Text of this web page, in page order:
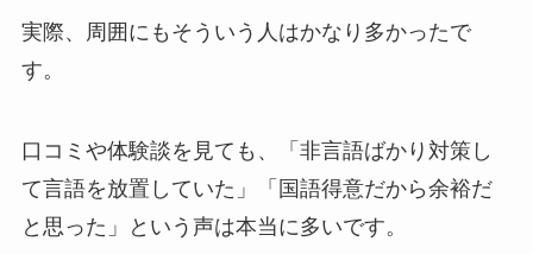
実際、周囲にもそういう人はかなり多かったで
す。
口コミや体験談を見ても、「非言語ばかり対策し
て言語を放置していた」「国語得意だから余裕だ
と思った」という声は本当に多いです。